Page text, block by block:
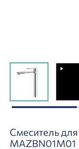
Смеситель
MAZBN01M01